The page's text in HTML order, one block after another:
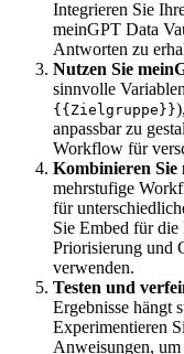
Integrieren Sie
meinGPT Data
Antworten zu
Nutzen Sie
sinnvolle
{{Zielgruppe}}
anpassbar zu
Workflow für
Kombinieren Sie
mehrstufige
für
Sie Embed für
Priorisierung und
verwenden.
Testen und
Ergebnisse hängt
Experimentieren
Anweisungen, um